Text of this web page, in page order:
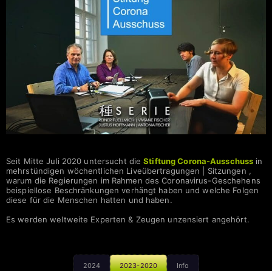
Seit Mitte Juli 2020 untersucht dieStiftung Corona-Ausschuss in
mehrstündigen wöchentlichen Liveübertragungen | Sitzungen ,
warum die Regierungen im Rahmen des Coronavirus-Geschehens
beispiellose Beschränkungen verhängt haben und welche Folgen
diese für die Menschen hatten und haben.
Es werden weltweite Experten & Zeugen unzensiert angehört.
2024 2023-2020 Info